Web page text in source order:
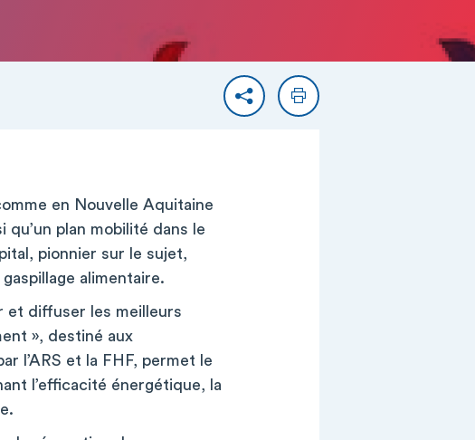
PartagerImprimer
en Nouvelle Aquitaine
plan mobilité dans le
pionnier sur le sujet,
alimentaire.
et diffuser les meilleurs
», destiné aux
l’ARS et la FHF, permet le
l’efficacité énergétique, la